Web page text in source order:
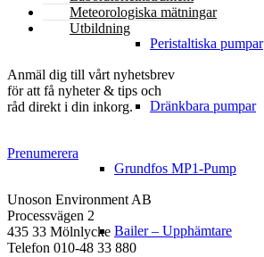
Peristaltiska pumpar
Dränkbara pumpar
Grundfos MP1-Pump
Bailer – Upphämtare
Meteorologiska mätningar
Utbildning
Anmäl dig till vårt nyhetsbrev
för att få nyheter & tips och
råd direkt i din inkorg.
Prenumerera
Unoson Environment AB
Processvägen 2
435 33 Mölnlycke
Telefon 010-48 33 880